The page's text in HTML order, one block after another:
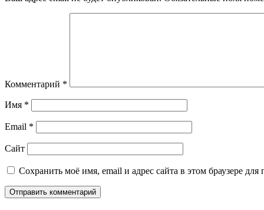
Комментарий *
Имя *
Email *
Сайт
Сохранить моё имя, email и адрес сайта в этом браузере